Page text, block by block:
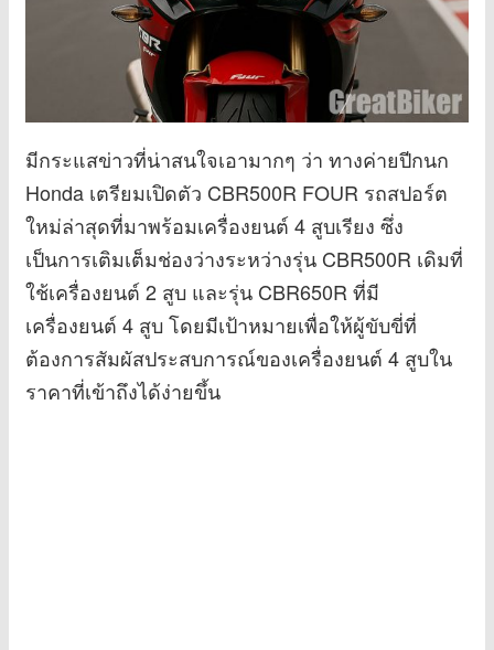
มีกระแสข่าวที่น่าสนใจเอามากๆ ว่า ทางค่ายปีกนก
Honda เตรียมเปิดตัว CBR500R FOUR รถสปอร์ต
ใหม่ล่าสุดที่มาพร้อมเครื่องยนต์ 4 สูบเรียง ซึ่ง
เป็นการเติมเต็มช่องว่างระหว่างรุ่น CBR500R เดิมที่
ใช้เครื่องยนต์ 2 สูบ และรุ่น CBR650R ที่มี
เครื่องยนต์ 4 สูบ โดยมีเป้าหมายเพื่อให้ผู้ขับขี่ที่
ต้องการสัมผัสประสบการณ์ของเครื่องยนต์ 4 สูบใน
ราคาที่เข้าถึงได้ง่ายขึ้น